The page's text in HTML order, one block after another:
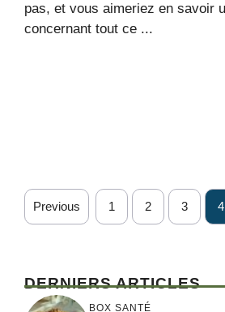
pas, et vous aimeriez en savoir
concernant tout ce ...
Previous 1 2 3 4
DERNIERS ARTICLES
BOX SANTÉ